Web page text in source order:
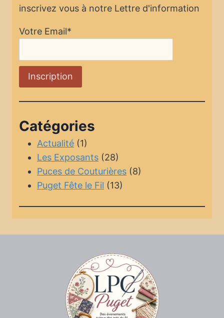
inscrivez vous à notre Lettre d'information
Votre Email*
Catégories
Actualité (1)
Les Exposants (28)
Puces de Couturières (8)
Puget Fête le Fil (13)